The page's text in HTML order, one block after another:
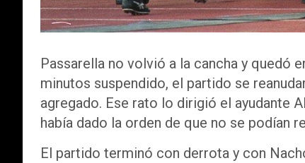
Passarella no volvió a la cancha y quedó
minutos suspendido, el partido se
agregado. Ese rato lo dirigió el ayudante
había dado la orden de que no se podían
El partido terminó con derrota y con